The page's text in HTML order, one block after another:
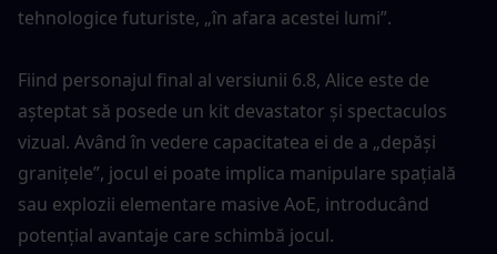
tehnologice futuriste, „în afara acestei lumi”.
Fiind personajul final al versiunii 6.8, Alice este de
așteptat să posede un kit devastator și spectaculos
vizual. Având în vedere capacitatea ei de a „depăși
granițele”, jocul ei poate implica manipulare spațială
sau explozii elementare masive AoE, introducând
potențial avantaje care schimbă jocul.